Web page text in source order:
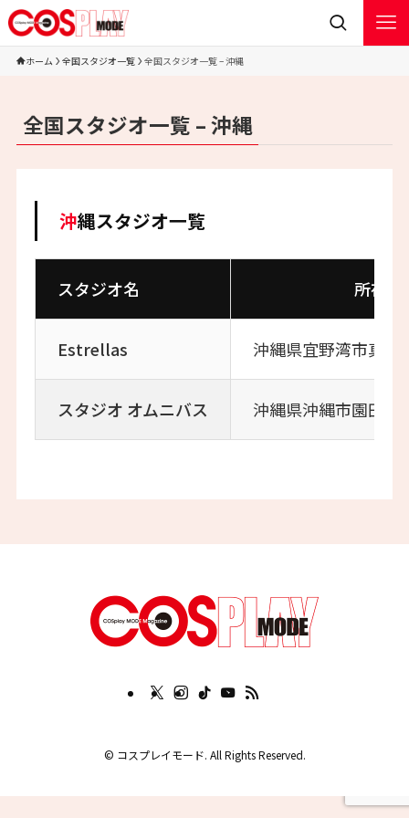
ホーム 全国スタジオ一覧 全国スタジオ一覧 – 沖縄
全国スタジオ一覧 – 沖縄
沖縄スタジオ一覧
スタジオ名 所在地
Estrellas 沖縄県宜野湾市真栄
スタジオ オムニバス 沖縄県沖縄市園田3-
© コスプレイモード. All Rights Reserved.